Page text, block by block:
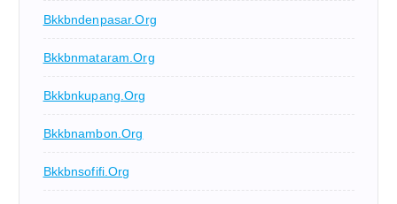
Bkkbndenpasar.org
Bkkbnmataram.org
Bkkbnkupang.org
Bkkbnambon.org
Bkkbnsofifi.org